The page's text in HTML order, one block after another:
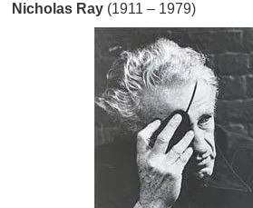
Nicholas Ray (1911 – 1979)